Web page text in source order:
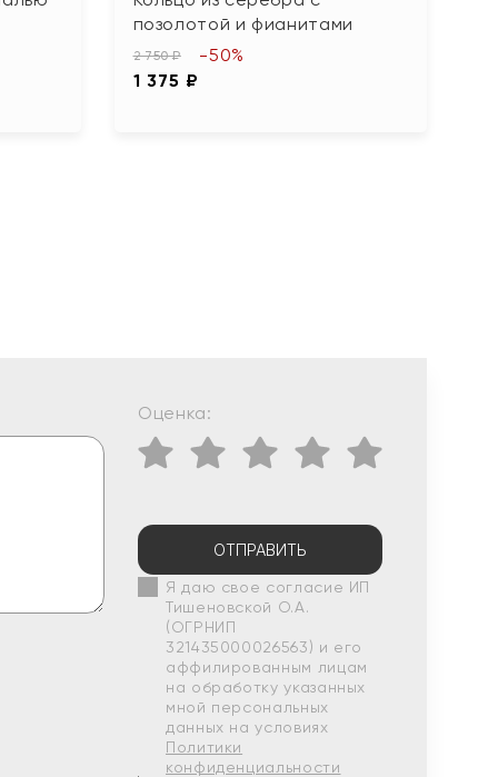
позолотой и фианитами
2 750 ₽
1 375 ₽
-50%
Оценка:
ОТПРАВИТЬ
Я даю свое согласие ИП
Тишеновской О.А.
(ОГРНИП
321435000026563) и его
аффилированным лицам
на обработку указанных
мной персональных
данных на условиях
Политики
конфиденциальности